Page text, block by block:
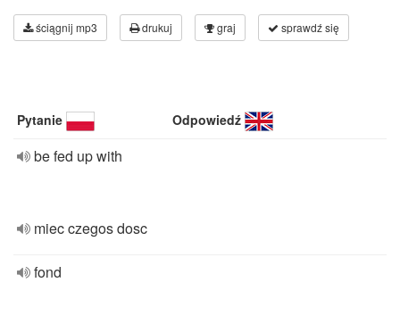
ściągnij mp3 drukuj graj sprawdź się
Pytanie Odpowiedź
be fed up with
miec czegos dosc
fond